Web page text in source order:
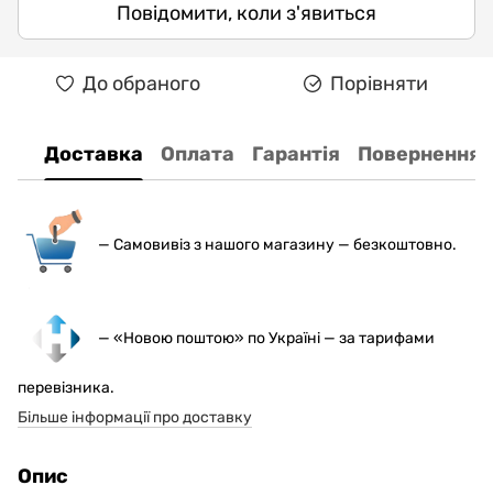
Повідомити, коли з'явиться
До обраного Порівняти
Доставка Оплата Гарантія Повернення
— Самовивіз з нашого магазину — безкоштовно.
— «Новою поштою» по Україні — за тарифами
перевізника.
Більше інформації про доставку
Опис